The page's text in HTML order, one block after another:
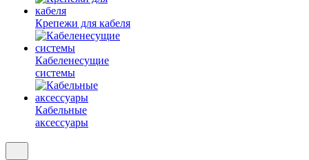
Крепежи для кабеля
Кабеленесущие
системы
Кабельные
аксессуары